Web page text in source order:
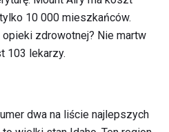
10 000 mieszkańców.
zdrowotnej? Nie martw
103 lekarzy.
dwa na liście najlepszych